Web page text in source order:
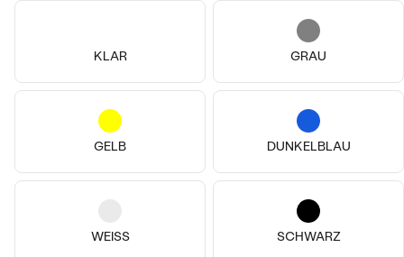
KLAR GRAU
GELB DUNKELBLAU
WEISS SCHWARZ
14 Karat Gelbgold, Lab Grown
Vergoldetes Silber - gelb,